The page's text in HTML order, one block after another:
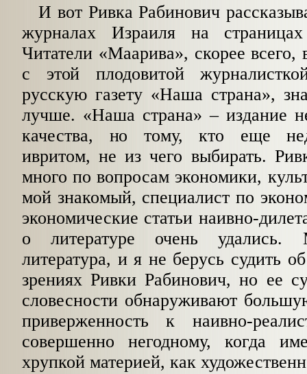
И вот Ривка Рабинович
журна­лах Израиля на
Читатели «Маарива», скорее всего,
с этой плодовитой
русскую газету «Наша страна»,
лучше. «Наша страна» – издание
качества, но тому, кто еще
ивритом, не из чего выбирать.
много по вопросам экономики,
мой знакомый, специалист по
экономические статьи наивно-
о литературе очень
литература, и я не берусь судить
зрениях Ривки Рабинович, но ее
словес­ности обнаруживают
приверженность к наивно-
совершенно негодному, ког­да
хрупкой материей, как